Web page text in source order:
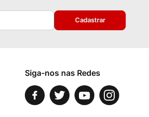
Cadastrar
Siga-nos nas Redes